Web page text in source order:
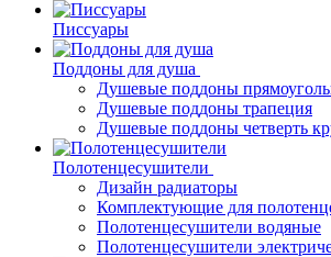
Писсуары
Поддоны для душа
Душевые поддоны
Душевые поддоны трапеция
Душевые поддоны четверть
Полотенцесушители
Дизайн радиаторы
Комплектующие для
Полотенцесушители водяные
Полотенцесушители